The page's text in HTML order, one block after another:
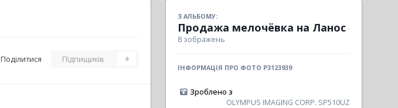
Поділитися Підпищиків 0
З АЛЬБОМУ:
Продажа мелочёвка на Ланос ·
8 зображень
ІНФОРМАЦІЯ ПРО ФОТО P3123939
Зроблено з
OLYMPUS IMAGING CORP. SP510UZ